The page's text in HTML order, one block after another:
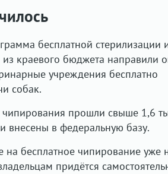
бесплатной стерилизации
краевого бюджета направили
учреждения бесплатно
собак.
чипирования прошли свыше 1,6
внесены в федеральную базу.
бесплатное чипирование уже
придётся